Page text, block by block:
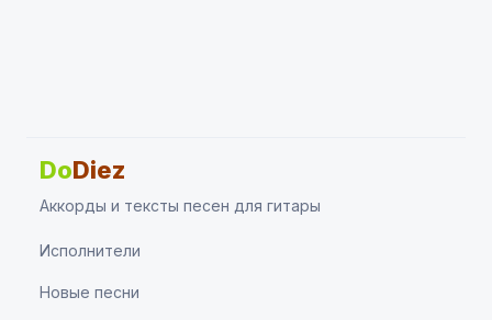
DoDiez
Аккорды и тексты песен для гитары
Исполнители
Новые песни